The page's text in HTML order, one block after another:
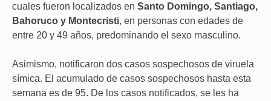
cuales fueron localizados en Santo Domingo, Santiago,
Bahoruco y Montecristi, en personas con edades de
entre 20 y 49 años, predominando el sexo masculino.
Asimismo, notificaron dos casos sospechosos de viruela
símica. El acumulado de casos sospechosos hasta esta
semana es de 95. De los casos notificados, se les ha